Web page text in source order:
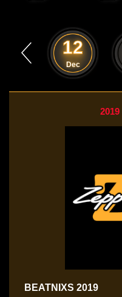
12
Dec
2019
BEATNIXS 2019